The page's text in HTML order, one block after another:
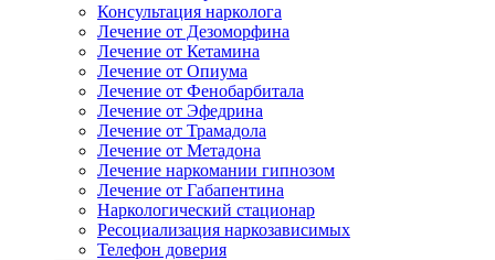
Консультация нарколога
Лечение от Дезоморфина
Лечение от Кетамина
Лечение от Опиума
Лечение от Фенобарбитала
Лечение от Эфедрина
Лечение от Трамадола
Лечение от Метадона
Лечение наркомании гипнозом
Лечение от Габапентина
Наркологический стационар
Ресоциализация наркозависимых
Телефон доверия